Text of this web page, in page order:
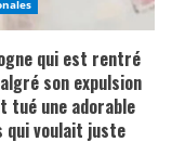
qui est rentré
son expulsion
tué une adorable
qui voulait juste